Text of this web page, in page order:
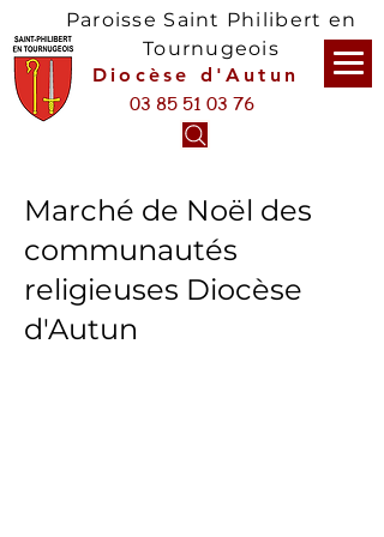
Paroisse Saint Philibert en
Tournugeois
Diocèse d'Autun
03 85 51 03 76
Marché de Noël des
communautés
religieuses Diocèse
d'Autun